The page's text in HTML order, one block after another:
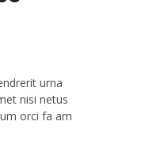
urna
nisi netus
orci fa am